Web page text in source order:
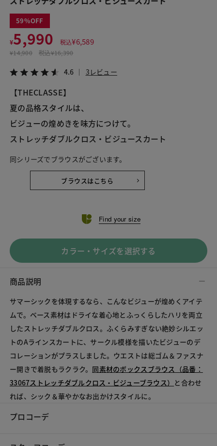
59
¥5,990 税込¥6,589
¥14,900 税込¥16,390
4.6 3レビュー
【THECLASSE】
夏の品格スタイルは、
ビジューの煌めきを味方につけて。
ストレッチダブルクロス・ビジュースカート
同シリーズでブラウスがございます。
ブラウスはこちら
Find your size
カラー・サイズを選択する
商品説明
サマーシックを体現するなら、こんなビジューが煌めくアイテ
ムで。ベース素材はドライな着心地とふっくらしたハリを両立
したストレッチダブルクロス。ふくらみすぎない絶妙シルエッ
トのAラインスカートに、サークル模様を描いたビジューのデ
コレーションがプラスしました。ウエストは総ゴム＆ファスナ
ー開きで着脱もラクラク。 同素材のボックスブラウス（品番：
33067ストレッチダブルクロス・ビジューブラウス） と合わせ
れば、シック＆華やかなお出かけスタイルに。
プロコーデ